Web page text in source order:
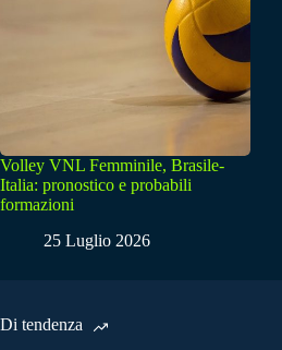
Volley VNL Femminile, Brasile-
Italia: pronostico e probabili
formazioni
25 Luglio 2026
Di tendenza